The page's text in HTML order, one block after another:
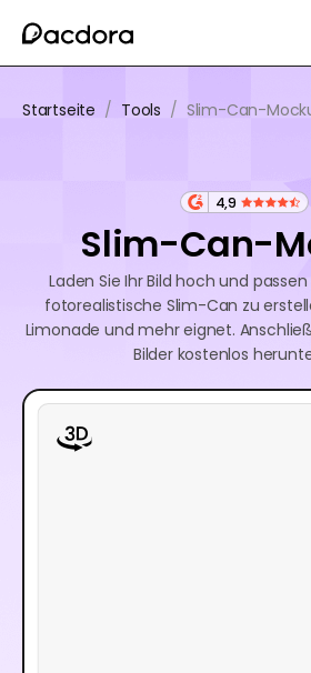
Startseite / Tools / Slim-Can-
4,9
Slim-Can-
Laden Sie Ihr Bild hoch und
fotorealistische Slim-Can zu
Limonade und mehr eignet.
Bilder kostenlos